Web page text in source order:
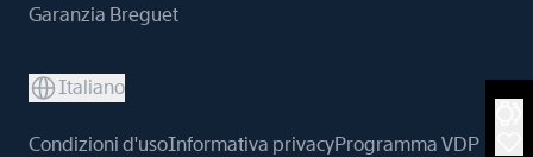
Garanzia Breguet
Italiano
Condizioni d'usoInformativa privacyProgramma VDP